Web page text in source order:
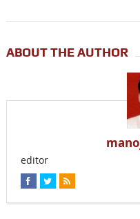
ABOUT THE AUTHOR
editor